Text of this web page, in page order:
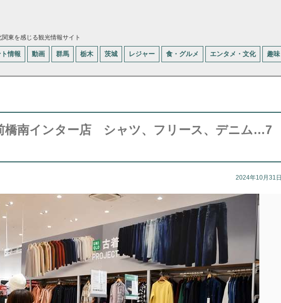
関東を感じる観光情報サイト
情報 動画 群馬 栃木 茨城 レジャー 食・グルメ エンタメ・文化 趣味
南インター店 シャツ、フリース、デニム…7
2024年10月31日